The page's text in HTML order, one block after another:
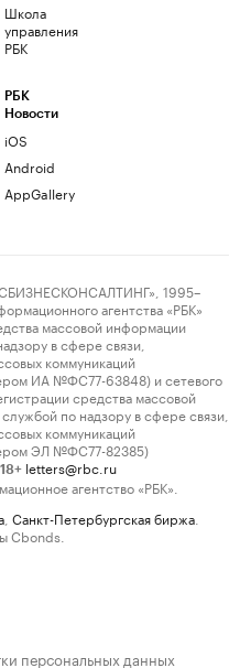
Школа
управления
РБК
РБК
Новости
iOS
Android
AppGallery
1995–
агентства «РБК»
массовой информации
в сфере связи,
коммуникаций
ИА №ФС77-63848) и сетевого
средства массовой
по надзору в сфере связи,
коммуникаций
ЭЛ №ФС77-82385)
18+ letters@rbc.ru
агентство «РБК».
Санкт-Петербургская биржа
Cbonds.
персональных данных